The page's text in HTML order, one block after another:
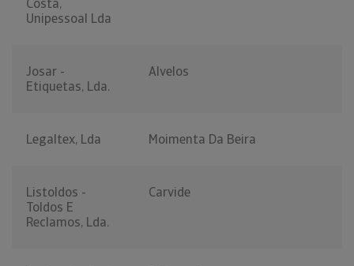
Costa,
Unipessoal Lda
Josar -
Etiquetas, Lda.
Alvelos
Legaltex, Lda Moimenta Da Beira
Listoldos -
Toldos E
Reclamos, Lda.
Carvide